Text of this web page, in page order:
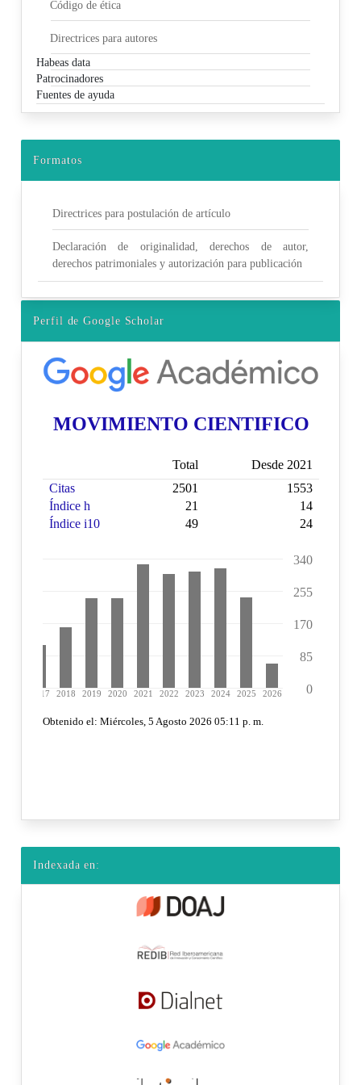
Código de ética
Directrices para autores
Habeas data
Patrocinadores
Fuentes de ayuda
Formatos
Directrices para postulación de artículo
Declaración de originalidad, derechos de autor,
derechos patrimoniales y autorización para publicación
Perfil de Google Scholar
Indexada en: